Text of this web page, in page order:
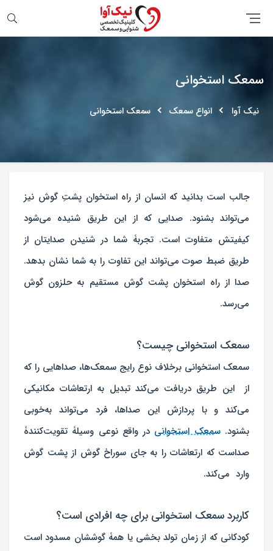
سمعک استخوانی
نیک آوا انواع سمعک سمعک استخوانی
جالب است بدانید که انسان از راه استخوان پشتِ گوش نیز
می‌تواند بشنود. صدایی که از این طریق شنیده می‌شود
کیفیتش متفاوت است. تجربۀ شما در شنیدن صدایتان از
طریق ضبط صوت می‌تواند این تفاوت را به شما نشان بدهد.
صدا از راه استخوان پشت گوش مستقیم به حلزون گوش
می‌رسد.
سمعک استخوانی چیست؟
سمعک استخوانی برخلاف نوع رایج سمعک‌ها، صداهایی را که
از این طریق دریافت می‌کند تبدیل به ارتعاشات مکانیکی
می‌کند و با پردازش این صداها، فرد می‌تواند به‌خوبی
بشنود.سمعک استخوانی در واقع نوعی وسیلۀ تقویت‌کنندۀ
صداست که ارتعاشات را به جای سوراخ گوش از پشت گوش
وارد می‌کند.
کاربرد سمعک استخوانی برای چه افرادی است؟
کودکانی که از زمان تولد بخشی یا همۀ گوششان مسدود است